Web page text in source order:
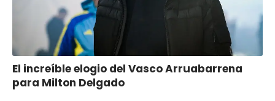
El increíble elogio del Vasco Arruabarrena
para Milton Delgado